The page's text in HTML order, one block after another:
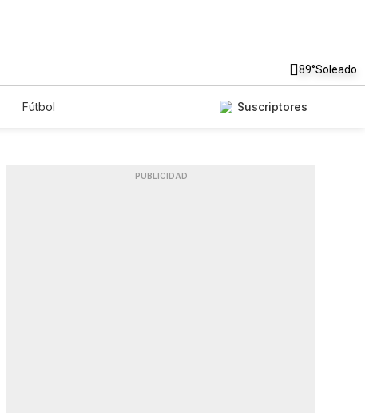
89°Soleado
Fútbol Suscriptores
PUBLICIDAD